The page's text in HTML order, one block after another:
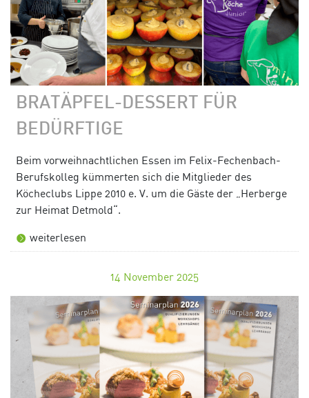
BRATÄPFEL-DESSERT FÜR
BEDÜRFTIGE
Beim vorweihnachtlichen Essen im Felix-Fechenbach-
Berufskolleg kümmerten sich die Mitglieder des
Köcheclubs Lippe 2010 e. V. um die Gäste der „Herberge
zur Heimat Detmold“.
weiterlesen
14 November 2025